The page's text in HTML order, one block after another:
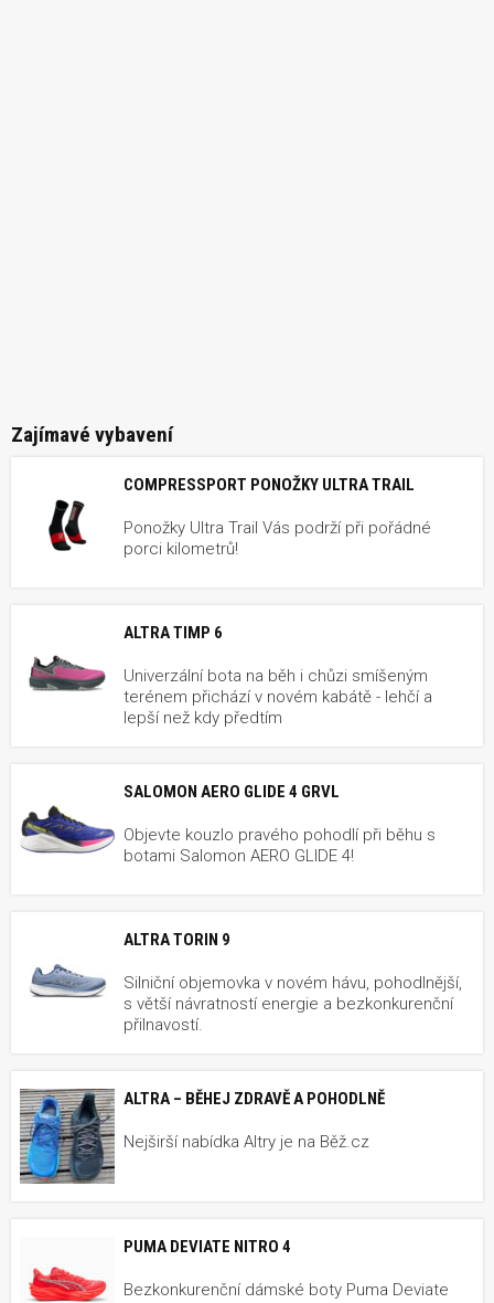
Zajímavé vybavení
COMPRESSPORT PONOŽKY ULTRA TRAIL
Ponožky Ultra Trail Vás podrží při pořádné
porci kilometrů!
ALTRA TIMP 6
Univerzální bota na běh i chůzi smíšeným
terénem přichází v novém kabátě - lehčí a
lepší než kdy předtím
SALOMON AERO GLIDE 4 GRVL
Objevte kouzlo pravého pohodlí při běhu s
botami Salomon AERO GLIDE 4!
ALTRA TORIN 9
Silniční objemovka v novém hávu, pohodlnější,
s větší návratností energie a bezkonkurenční
přilnavostí.
ALTRA – BĚHEJ ZDRAVĚ A POHODLNĚ
Nejširší nabídka Altry je na Běž.cz
PUMA DEVIATE NITRO 4
Bezkonkurenční dámské boty Puma Deviate